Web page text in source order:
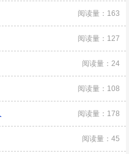
阅读量：163
阅读量：127
阅读量：24
阅读量：108
阅读量：178
阅读量：45